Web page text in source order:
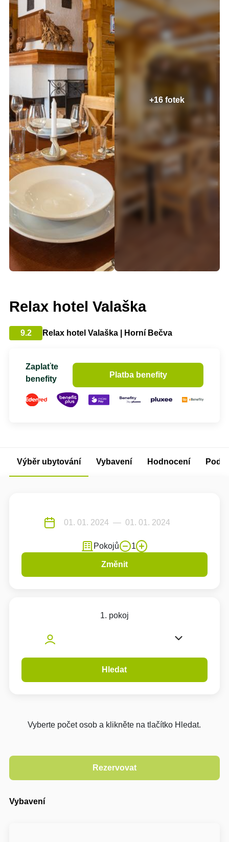
+16 fotek
Relax hotel Valaška
9.2 Relax hotel Valaška | Horní Bečva
Zaplaťte
benefity
Platba benefity
Výběr ubytování Vybavení Hodnocení
Pokojů 1
Změnit
1. pokoj
Hledat
Vyberte počet osob a klikněte na tlačítko Hledat.
Vybavení